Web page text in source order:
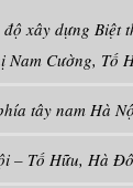
xây dựng Biệt
Nam Cường, Tố
tây nam Hà
– Tố Hữu, Hà